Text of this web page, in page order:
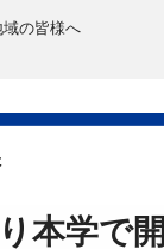
域の皆様へ
本学で